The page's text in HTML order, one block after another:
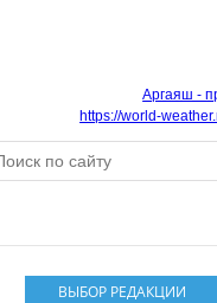
Аргаяш -
https://world-
ВЫБОР РЕДАКЦИИ